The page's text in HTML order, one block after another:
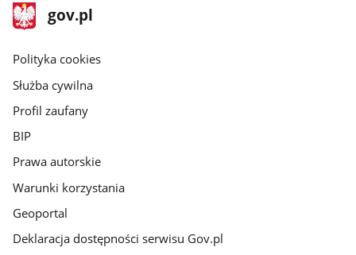
stopka
gov.pl
Strona
gov.pl
gov.pl
Polityka cookies
Służba cywilna
Profil zaufany
BIP
Prawa autorskie
Warunki korzystania
Geoportal
Deklaracja dostępności serwisu Gov.pl